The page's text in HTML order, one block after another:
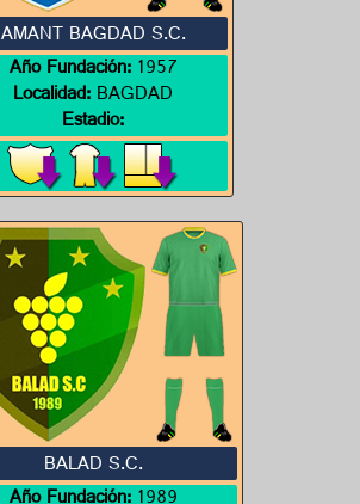
AMANT BAGDAD S.C.
Año Fundación:1957
Localidad:BAGDAD
Estadio:
BALAD S.C.